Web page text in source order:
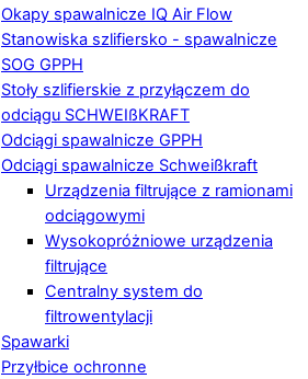
Okapy spawalnicze IQ Air Flow
Stanowiska szlifiersko - spawalnicze
SOG GPPH
Stoły szlifierskie z przyłączem do
odciągu SCHWEIßKRAFT
Odciągi spawalnicze GPPH
Odciągi spawalnicze Schweißkraft
Urządzenia filtrujące z ramionami
odciągowymi
Wysokopróżniowe urządzenia
filtrujące
Centralny system do
filtrowentylacji
Spawarki
Przyłbice ochronne